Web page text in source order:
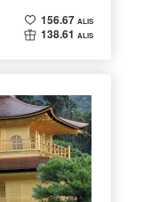
156.67 ALIS
138.61 ALIS